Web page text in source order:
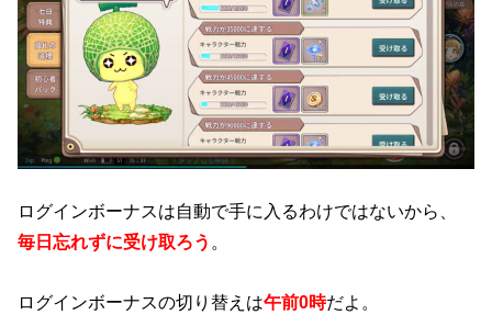
ログインボーナスは自動で手に入るわけではないから、
毎日忘れずに受け取ろう 。
ログインボーナスの切り替えは午前0時だよ。